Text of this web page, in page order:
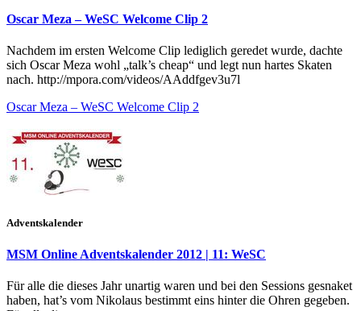
Oscar Meza – WeSC Welcome Clip 2
Nachdem im ersten Welcome Clip lediglich geredet wurde, dachte
sich Oscar Meza wohl „talk’s cheap“ und legt nun hartes Skaten
nach. http://mpora.com/videos/AAddfgev3u7l
Oscar Meza – WeSC Welcome Clip 2
Adventskalender
MSM Online Adventskalender 2012 | 11: WeSC
Für alle die dieses Jahr unartig waren und bei den Sessions gesnaket
haben, hat’s vom Nikolaus bestimmt eins hinter die Ohren gegeben.